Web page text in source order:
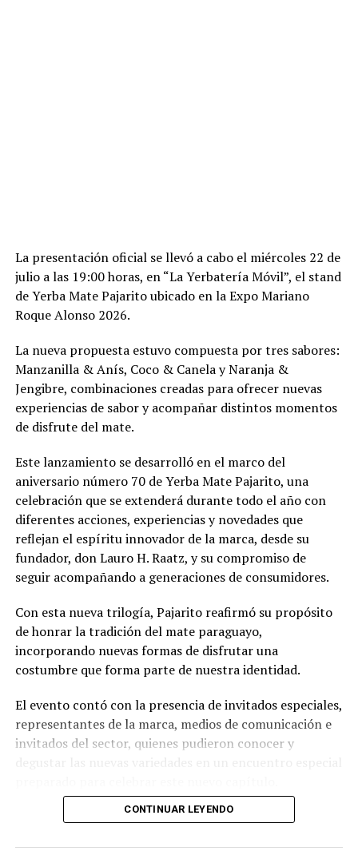
La presentación oficial se llevó a cabo el miércoles 22 de
julio a las 19:00 horas, en “La Yerbatería Móvil”, el stand
de Yerba Mate Pajarito ubicado en la Expo Mariano
Roque Alonso 2026.
La nueva propuesta estuvo compuesta por tres sabores:
Manzanilla & Anís, Coco & Canela y Naranja &
Jengibre, combinaciones creadas para ofrecer nuevas
experiencias de sabor y acompañar distintos momentos
de disfrute del mate.
Este lanzamiento se desarrolló en el marco del
aniversario número 70 de Yerba Mate Pajarito, una
celebración que se extenderá durante todo el año con
diferentes acciones, experiencias y novedades que
reflejan el espíritu innovador de la marca, desde su
fundador, don Lauro H. Raatz, y su compromiso de
seguir acompañando a generaciones de consumidores.
Con esta nueva trilogía, Pajarito reafirmó su propósito
de honrar la tradición del mate paraguayo,
incorporando nuevas formas de disfrutar una
costumbre que forma parte de nuestra identidad.
El evento contó con la presencia de invitados especiales,
representantes de la marca, medios de comunicación e
invitados del sector, quienes pudieron conocer y
CONTINUAR LEYENDO